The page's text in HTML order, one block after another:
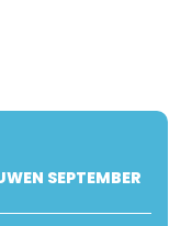
SEPTEMBER